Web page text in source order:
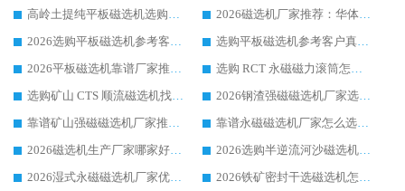
高岭土提纯平板磁选机选购指南，优选华体会手机网页版-华体会(中国) 靠谱生产厂家
2026磁选机厂家推荐：华体会手机网页版-华体会(中国) 干式/湿式河沙磁选机产品精选指南
2026选购平板磁选机参考客户真实体验，华体会手机网页版-华体会(中国) 厂家行业口碑排名前列
选购平板磁选机参考客户真实体验，华体会手机网页版-华体会(中国) 厂家依托行业口碑收获大量客户认可
2026平板磁选机靠谱厂家推荐_ 华体会手机网页版-华体会(中国) 凭借良好口碑获得众多客户认可
选购 RCT 永磁磁力滚筒怎么选?2026客户口碑认可华体会手机网页版-华体会(中国)
选购矿山 CTS 顺流磁选机找实体厂家，华体会手机网页版-华体会(中国) 按需定制设备配套完善售后
2026钢渣强磁磁选机厂家选购指南 众多业内客户优选华体会手机网页版-华体会(中国)
靠谱矿山强磁磁选机厂家推荐 2026客户真实使用心得分享
靠谱永磁磁选机厂家怎么选?福建客户真实体验分享华体会手机网页版-华体会(中国) 品牌
2026磁选机生产厂家哪家好?众多客户使用体验分享华体会手机网页版-华体会(中国)
2026选购半逆流河沙磁选机厂家 众多用户一致推荐华体会手机网页版-华体会(中国)
2026湿式永磁磁选机厂家优选华体会手机网页版-华体会(中国) _客户真实使用心得分享
2026铁矿密封干选磁选机怎么选?华体会手机网页版-华体会(中国) 厂家客户实操心得分享